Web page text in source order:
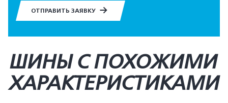
ОТПРАВИТЬ ЗАЯВКУ
ШИНЫ С ПОХОЖИМИ
ХАРАКТЕРИСТИКАМИ